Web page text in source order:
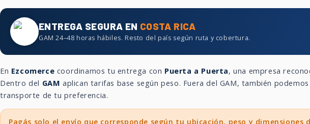
ENTREGA SEGURA EN COSTA RICA
GAM 24–48 horas hábiles. Resto del país según ruta y cobertura.
En Ezcomerce coordinamos tu entrega con Puerta a Puerta, una empresa
Dentro del GAM aplican tarifas base según peso. Fuera del GAM, también
transporte de tu preferencia.
Pagás solo el envío que corresponde según tu ubicación, peso y dimensiones